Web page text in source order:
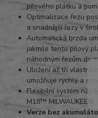
pilového plátku a
Optimalizace řezu
a snadnější řezy v
Automatická brzda
jakmile tento pilový
náhodným řezům do
Uložení až tří
umožňuje rychlý a
Flexibilní systém
M18™ MILWAUKEE®
Verze bez